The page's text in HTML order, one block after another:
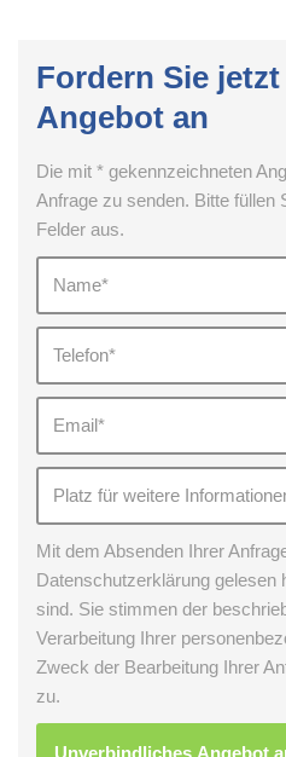
Fordern Sie
Angebot an
Die mit * gekennzeichneten
Anfrage zu senden. Bitte füllen
Felder aus.
Mit dem Absenden Ihrer
Datenschutzerklärung gelesen
sind. Sie stimmen der
Verarbeitung Ihrer
Zweck der Bearbeitung Ihrer
zu.